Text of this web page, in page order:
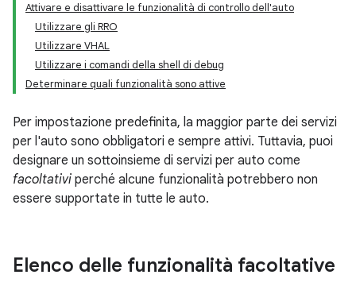
Attivare e disattivare le funzionalità di controllo dell'auto
Utilizzare gli RRO
Utilizzare VHAL
Utilizzare i comandi della shell di debug
Determinare quali funzionalità sono attive
Per impostazione predefinita, la maggior parte dei servizi
per l'auto sono obbligatori e sempre attivi. Tuttavia, puoi
designare un sottoinsieme di servizi per auto come
facoltativi perché alcune funzionalità potrebbero non
essere supportate in tutte le auto.
Elenco delle funzionalità facoltative